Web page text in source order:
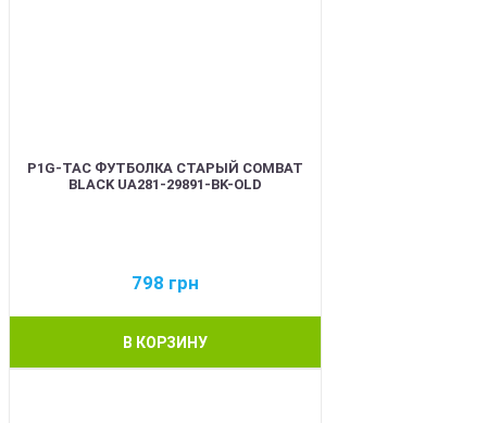
P1G-TAC ФУТБОЛКА СТАРЫЙ COMBAT
BLACK UA281-29891-BK-OLD
798 грн
В КОРЗИНУ